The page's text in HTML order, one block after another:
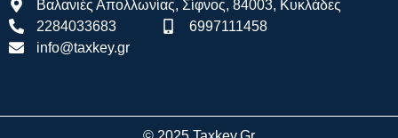
Βαλανιές Απολλωνίας, Σίφνος, 84003, Κυκλάδες
2284033683
6997111458
info@taxkey.gr